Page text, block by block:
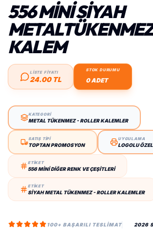
556 MİNİ SIYAH
KALEM
LİSTE FİYATI
24.00 TL
STOK DURUMU
0 ADET
KATEGORİ
METAL TÜKENMEZ - ROLLER KALEMLER
SATIŞ TİPİ
TOPTAN PROMOSYON
UYGULAMA
LOGOLU
ETİKET
556 MİNİ DIĞER RENK VE ÇEŞITLERI
ETİKET
SIYAH METAL TÜKENMEZ - ROLLER KALEMLER
100+ BAŞARILI TESLIMAT 2026